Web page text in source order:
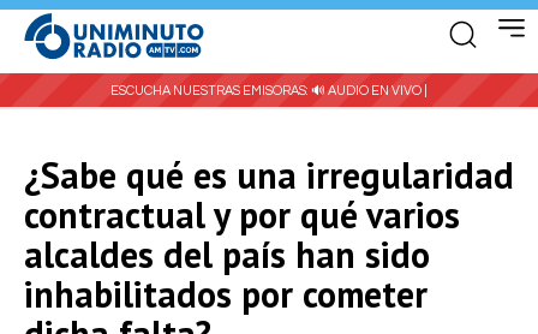
ESCUCHA NUESTRAS EMISORAS: 🔊 AUDIO EN VIVO |
¿Sabe qué es una irregularidad
contractual y por qué varios
alcaldes del país han sido
inhabilitados por cometer